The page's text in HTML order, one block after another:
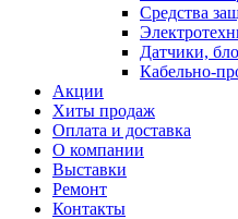
Средства
Датчики,
Кабельно-
Акции
Хиты продаж
Оплата и доставка
О компании
Выставки
Ремонт
Контакты